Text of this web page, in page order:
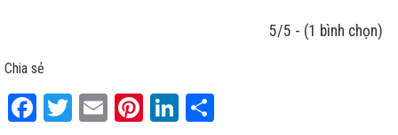
5/5 - (1 bình chọn)
Chia sẻ
Facebook
Twitter
EmailPinterest
LinkedIn